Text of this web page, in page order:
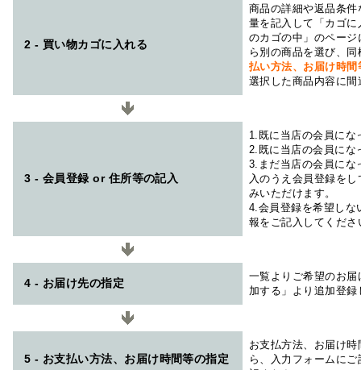
2 - 買い物カゴに入れる
商品の詳細や返品条
量を記入して「カゴ
のカゴの中」のペー
ら別の商品を選び、
払い方法、お届け時
選択した商品内容に
3 - 会員登録 or 住所等の記入
1.既に当店の会員にな
2.既に当店の会員にな
3.まだ当店の会員にな
入のうえ会員登録を
みいただけます。
4.会員登録を希望しな
報をご記入してくださ
4 - お届け先の指定
一覧よりご希望のお
加する」より追加登
5 - お支払い方法、お届け時間等の指定
お支払方法、お届け
ら、入力フォームに